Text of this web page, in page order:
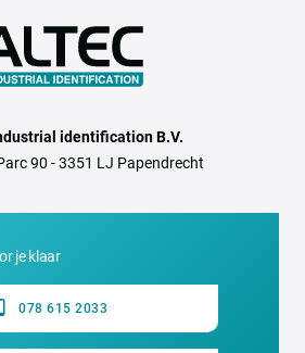
identification B.V.
90 - 3351 LJ Papendrecht
je klaar
078 615 2033